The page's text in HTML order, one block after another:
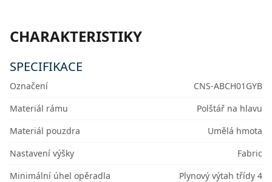
CHARAKTERISTIKY
SPECIFIKACE
Označení
CNS-ABCH01GYB
Materiál rámu
Polštář na hlavu
Materiál pouzdra
Umělá hmota
Nastavení výšky
Fabric
Minimální úhel opěradla
Plynový výtah třídy 4